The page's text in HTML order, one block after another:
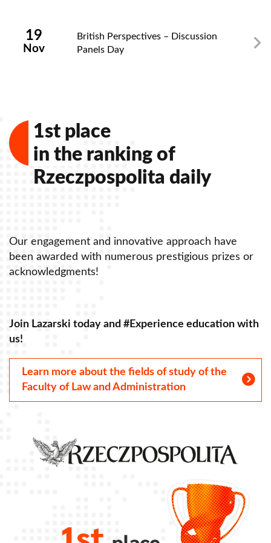
19
Nov
British Perspectives – Discussion
Panels Day
1st place
in the ranking of
Rzeczpospolita daily
Our engagement and innovative approach have
been awarded with numerous prestigious prizes or
acknowledgments!
Join Lazarski today and #Experience education with
us!
Learn more about the fields of study of the
Faculty of Law and Administration